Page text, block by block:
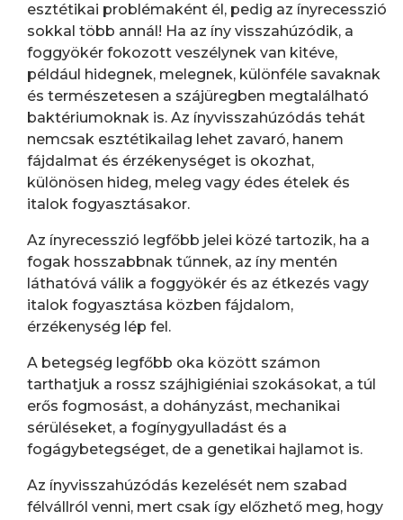
esztétikai problémaként él, pedig az ínyrecesszió
sokkal több annál! Ha az íny visszahúzódik, a
foggyökér fokozott veszélynek van kitéve,
például hidegnek, melegnek, különféle savaknak
és természetesen a szájüregben megtalálható
baktériumoknak is. Az ínyvisszahúzódás tehát
nemcsak esztétikailag lehet zavaró, hanem
fájdalmat és érzékenységet is okozhat,
különösen hideg, meleg vagy édes ételek és
italok fogyasztásakor.
Az ínyrecesszió legfőbb jelei közé tartozik, ha a
fogak hosszabbnak tűnnek, az íny mentén
láthatóvá válik a foggyökér és az étkezés vagy
italok fogyasztása közben fájdalom,
érzékenység lép fel.
A betegség legfőbb oka között számon
tarthatjuk a rossz szájhigiéniai szokásokat, a túl
erős fogmosást, a dohányzást, mechanikai
sérüléseket, a fogínygyulladást és a
fogágybetegséget, de a genetikai hajlamot is.
Az ínyvisszahúzódás kezelését nem szabad
félvállról venni, mert csak így előzhető meg, hogy